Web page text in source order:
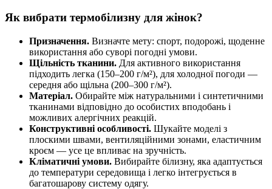
Як вибрати термобілизну для жінок?
Призначення. Визначте мету: спорт, подорожі, щоденне
використання або суворі погодні умови.
Щільність тканини. Для активного використання
підходить легка (150–200 г/м²), для холодної погоди —
середня або щільна (200–300 г/м²).
Матеріал. Обирайте між натуральними і синтетичними
тканинами відповідно до особистих вподобань і
можливих алергічних реакцій.
Конструктивні особливості. Шукайте моделі з
плоскими швами, вентиляційними зонами, еластичним
кроєм — усе це впливає на зручність.
Кліматичні умови. Вибирайте білизну, яка адаптується
до температури середовища і легко інтегрується в
багатошарову систему одягу.